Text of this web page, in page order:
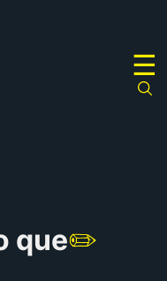
☰
que✏️